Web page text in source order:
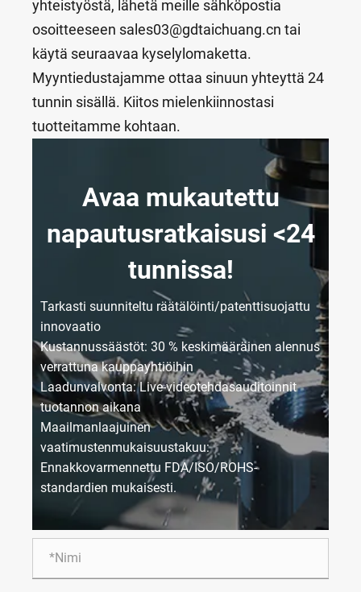
yhteistyöstä, lähetä meille sähköpostia
osoitteeseen sales03@gdtaichuang.cn tai
käytä seuraavaa kyselylomaketta.
Myyntiedustajamme ottaa sinuun yhteyttä 24
tunnin sisällä. Kiitos mielenkiinnostasi
tuotteitamme kohtaan.
Avaa mukautettu
napautusratkaisusi <24
tunnissa!
Tarkasti suunniteltu räätälöinti/patenttisuojattu
innovaatio
Kustannussäästöt: 30 % keskimääräinen alennus
verrattuna kauppayhtiöihin
Laadunvalvonta: Live-videotehdasauditoinnit
tuotannon aikana
Maailmanlaajuinen
vaatimustenmukaisuustakuu:
Ennakkovarmennettu FDA/ISO/ROHS-
standardien mukaisesti.